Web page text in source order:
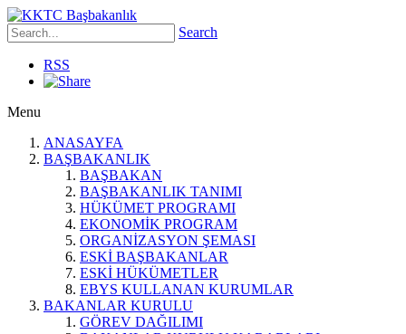
Search
RSS
Menu
ANASAYFA
BAŞBAKANLIK
BAŞBAKAN
BAŞBAKANLIK TANIMI
HÜKÜMET PROGRAMI
EKONOMİK PROGRAM
ORGANİZASYON ŞEMASI
ESKİ BAŞBAKANLAR
ESKİ HÜKÜMETLER
EBYS KULLANAN KURUMLAR
BAKANLAR KURULU
GÖREV DAĞILIMI